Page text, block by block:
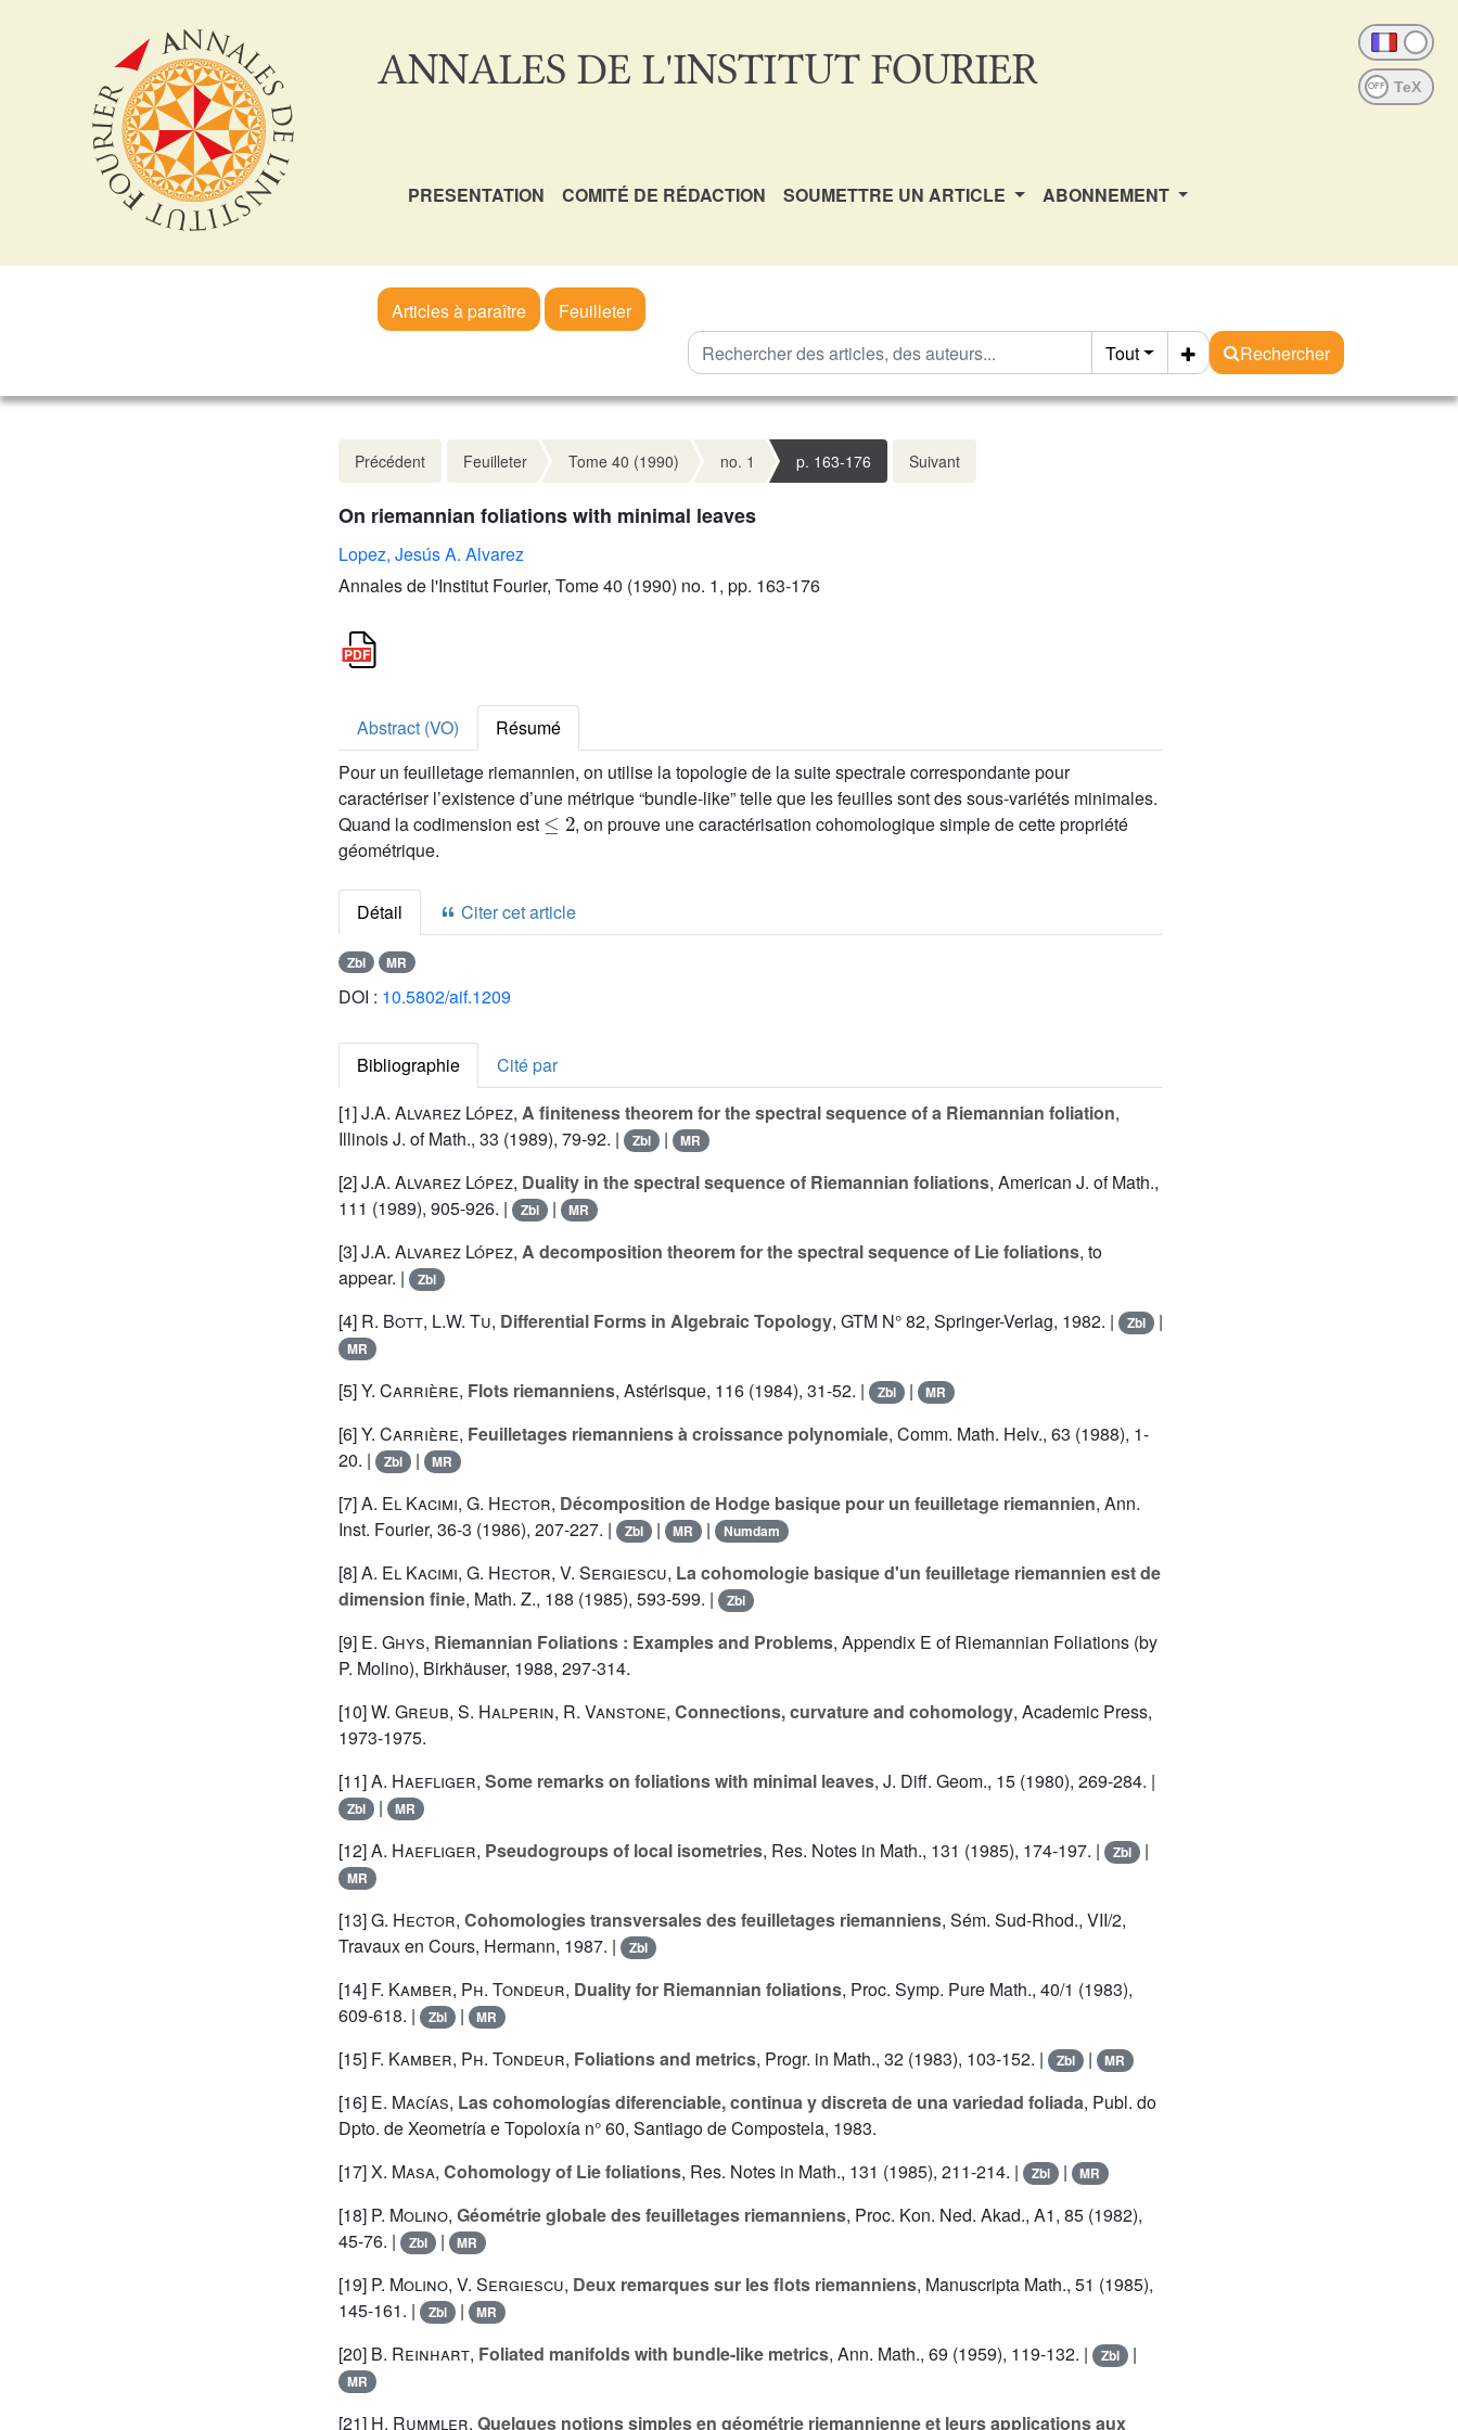
ANNALES DE L'INSTITUT FOURIER OFF
PRESENTATION COMITÉ DE RÉDACTION SOUMETTRE UN ARTICLE ABONNEMENT
Articles à paraître
Feuilleter
Tout
Rechercher
Précédent Feuilleter Tome 40 (1990) no. 1 p. 163-176 Suivant
On riemannian foliations with minimal leaves
Lopez, Jesús A. Alvarez
Annales de l'Institut Fourier, Tome 40 (1990) no. 1, pp. 163-176
Abstract (VO)
Résumé
Pour un feuilletage riemannien, on utilise la topologie de la suite spectrale correspondante pour
caractériser l’existence d’une métrique “bundle-like” telle que les feuilles sont des sous-variétés minimales.
Quand la codimension est
≤2
, on prouve une caractérisation cohomologique simple de cette propriété
géométrique.
Détail Citer cet article
Zbl MR
DOI : 10.5802/aif.1209
Bibliographie
Cité par
[1]J.A. Alvarez López, A finiteness theorem for the spectral sequence of a Riemannian foliation,
Illinois J. of Math., 33 (1989), 79-92. |
Zbl | MR
[2]J.A. Alvarez López, Duality in the spectral sequence of Riemannian foliations, American J. of Math.,
111 (1989), 905-926. |
Zbl | MR
[3]J.A. Alvarez López, A decomposition theorem for the spectral sequence of Lie foliations, to
appear. |
Zbl
[4] R. Bott, L.W. Tu, Differential Forms in Algebraic Topology, GTM N° 82, Springer-Verlag, 1982. | Zbl |
MR
[5]Y. Carrière, Flots riemanniens, Astérisque, 116 (1984), 31-52. | Zbl | MR
[6]Y. Carrière, Feuilletages riemanniens à croissance polynomiale, Comm. Math. Helv., 63 (1988), 1-
20. |
Zbl | MR
[7]A. El Kacimi, G. Hector, Décomposition de Hodge basique pour un feuilletage riemannien, Ann.
Inst. Fourier, 36-3 (1986), 207-227. |
Zbl | MR | Numdam
[8]A. El Kacimi, G. Hector, V. Sergiescu, La cohomologie basique d'un feuilletage riemannien est de
dimension finie, Math. Z., 188 (1985), 593-599. | Zbl
[9] E. Ghys, Riemannian Foliations : Examples and Problems, Appendix E of Riemannian Foliations (by
P. Molino), Birkhäuser, 1988, 297-314.
[10]W. Greub, S. Halperin, R. Vanstone, Connections, curvature and cohomology, Academic Press,
1973-1975.
[11]A. Haefliger, Some remarks on foliations with minimal leaves, J. Diff. Geom., 15 (1980), 269-284. |
Zbl | MR
[12]A. Haefliger, Pseudogroups of local isometries, Res. Notes in Math., 131 (1985), 174-197. | Zbl |
MR
[13]G. Hector, Cohomologies transversales des feuilletages riemanniens, Sém. Sud-Rhod., VII/2,
Travaux en Cours, Hermann, 1987. |
Zbl
[14] F. Kamber, Ph. Tondeur, Duality for Riemannian foliations, Proc. Symp. Pure Math., 40/1 (1983),
609-618. |
Zbl | MR
[15] F. Kamber, Ph. Tondeur, Foliations and metrics, Progr. in Math., 32 (1983), 103-152. | Zbl | MR
[16] E. Macías, Las cohomologías diferenciable, continua y discreta de una variedad foliada, Publ. do
Dpto. de Xeometría e Topoloxía n° 60, Santiago de Compostela, 1983.
[17]X. Masa, Cohomology of Lie foliations, Res. Notes in Math., 131 (1985), 211-214. | Zbl | MR
[18] P. Molino, Géométrie globale des feuilletages riemanniens, Proc. Kon. Ned. Akad., A1, 85 (1982),
45-76. |
Zbl | MR
[19] P. Molino, V. Sergiescu, Deux remarques sur les flots riemanniens, Manuscripta Math., 51 (1985),
145-161. |
Zbl | MR
[20] B. Reinhart, Foliated manifolds with bundle-like metrics, Ann. Math., 69 (1959), 119-132. | Zbl |
MR
[21] H. Rummler, Quelques notions simples en géométrie riemannienne et leurs applications aux